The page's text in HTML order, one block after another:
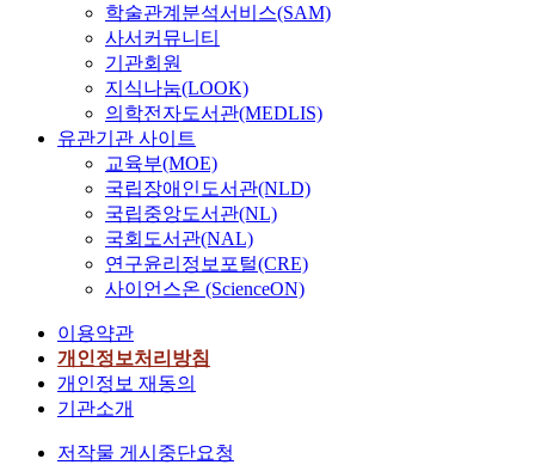
학술관계분석서비스(SAM)
사서커뮤니티
기관회원
지식나눔(LOOK)
의학전자도서관(MEDLIS)
유관기관 사이트
교육부(MOE)
국립장애인도서관(NLD)
국립중앙도서관(NL)
국회도서관(NAL)
연구윤리정보포털(CRE)
사이언스온 (ScienceON)
이용약관
개인정보처리방침
개인정보 재동의
기관소개
저작물 게시중단요청